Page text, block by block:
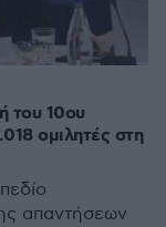
του 10ου
ομιλητές στη
απαντήσεων